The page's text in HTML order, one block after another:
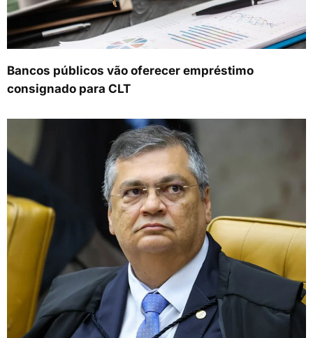
Bancos públicos vão oferecer empréstimo
consignado para CLT